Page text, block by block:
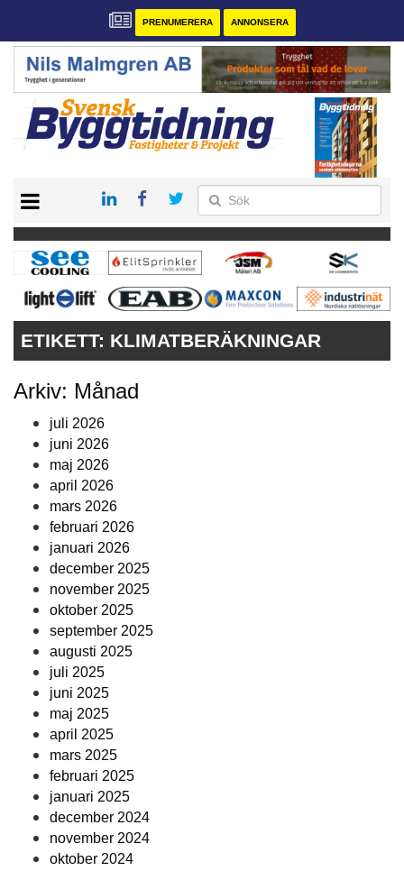
PRENUMERERA ANNONSERA
PRENUMERERA
VÅRA ANDRA MAGASIN
ANNONSERA
ETIKETT: KLIMATBERÄKNINGAR
Arkiv: Månad
juli 2026
juni 2026
maj 2026
april 2026
mars 2026
februari 2026
januari 2026
december 2025
november 2025
oktober 2025
september 2025
augusti 2025
juli 2025
juni 2025
maj 2025
april 2025
mars 2025
februari 2025
januari 2025
december 2024
november 2024
oktober 2024